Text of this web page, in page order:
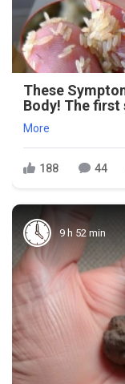
These
Body! The first
More
188 44
9 h 52 min